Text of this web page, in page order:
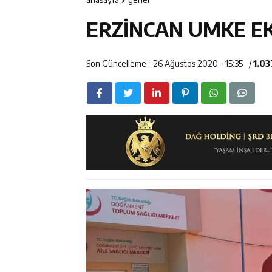
11:36 Kemah
11:35 Mercan’da
16:40 Mustafa
ERZİNCAN UMKE
Son Güncelleme : 26 Ağustos 2020 - 15:35 /